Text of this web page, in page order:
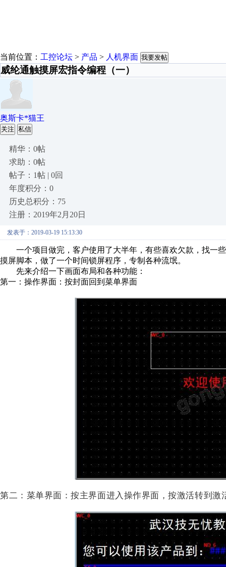
当前位置： 工控论坛 > 产品 > 人机界面 我要发帖
威纶通触摸屏宏指令编程（一）
奥斯卡*猫王
关注 私信
精华：0帖
求助：0帖
帖子：1帖 | 0回
年度积分：0
历史总积分：75
注册：2019年2月20日
发表于：2019-03-19 15:13:30
一个项目做完，客户使用了大半年，有些喜欢欠款，找一
摸屏脚本，做了一个时间锁屏程序，专制各种流氓。
先来介绍一下画面布局和各种功能：
第一：操作界面：按封面回到菜单界面
第二：菜单界面：按主界面进入操作界面，按激活转到激